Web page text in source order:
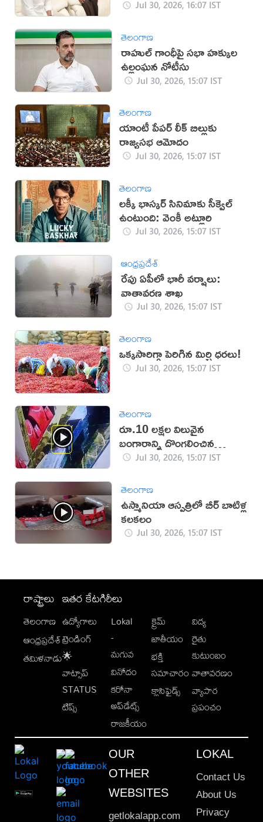
Jul 30, 2026, 16:07 IST
తెలంగాణ
రాహుల్ గాంధీపై సభా హక్కుల
ఉల్లంఘన నోటీసు
Jul 30, 2026, 15:07 IST
తెలంగాణ
యాంటీ పేపర్ లీక్ బిల్లుకు
రాజ్యసభ ఆమోదం
Jul 30, 2026, 15:07 IST
తెలంగాణ
లక్కీ భాస్కర్ సినిమాకు సీక్వెల్
ఉంటుంది: వెంకీ అట్లూరి
Jul 30, 2026, 15:07 IST
ఆంధ్రప్రదేశ్
రేపు ఏపీలో భారీ వర్షాలు:
వాతావరణ శాఖ
Jul 30, 2026, 15:07 IST
తెలంగాణ
ఒక్కసారిగ్గా పెరిగిన మిర్చి ధరలు!
Jul 30, 2026, 15:07 IST
తెలంగాణ
రూ.10 లక్షల విలువైన
బంగారాన్ని దొంగలించిన
‘ఎలుక’ (వీడియో)
Jul 30, 2026, 15:07 IST
తెలంగాణ
ఉస్మానియా ఆస్పత్రిలో బీర్ బాటిళ్ల
కలకలం
Jul 30, 2026, 15:07 IST
రాష్ట్రాలు
తెలంగాణ
ఆంధ్రప్రదేశ్
తమిళనాడు
ఇతర కేటగిరీలు
ఉద్యోగాలు
ట్రెండింగ్
🌟
వాట్సాప్
STATUS
టిప్స్
Lokal
-
మగువ
వినోదం
కరోనా
అప్‌డేట్స్
రాజకీయం
క్రైమ్
జాతీయం
భక్తి
సమాచారం
క్లాసిఫైడ్స్
విద్య
రైతు
కుటుంబం
వాతావరణం
వ్యాపార
ప్రపంచం
OUR
OTHER
WEBSITES
getlokalapp.com
LOKAL
Contact Us
About Us
Privacy